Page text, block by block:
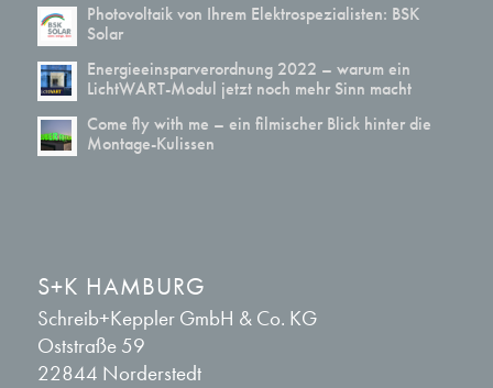
Photovoltaik von Ihrem Elektrospezialisten: BSK
Solar
Energieeinsparverordnung 2022 – warum ein
LichtWART-Modul jetzt noch mehr Sinn macht
Come fly with me – ein filmischer Blick hinter die
Montage-Kulissen
S+K HAMBURG
Schreib+Keppler GmbH & Co. KG
Oststraße 59
22844 Norderstedt